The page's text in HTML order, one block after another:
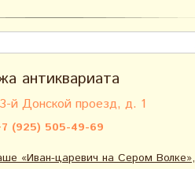
антиквариата
й Донской проезд, д. 1
(925) 505-49-69
«Иван-царевич на Сером Волке»,